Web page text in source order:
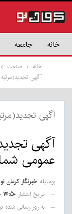
خانه جامعه
خانه
صنعت
آگهی تجدید(مرتبه
آگهی
آگهی
عمومی شماره ۱۴۰۵/
بوسیله خبرنگار کرمان نو
تاریخ انتشار ۱۴:۵۰ - ۲۹ اردیبهشت ۱۴۰۵
به روز رسانی شده در